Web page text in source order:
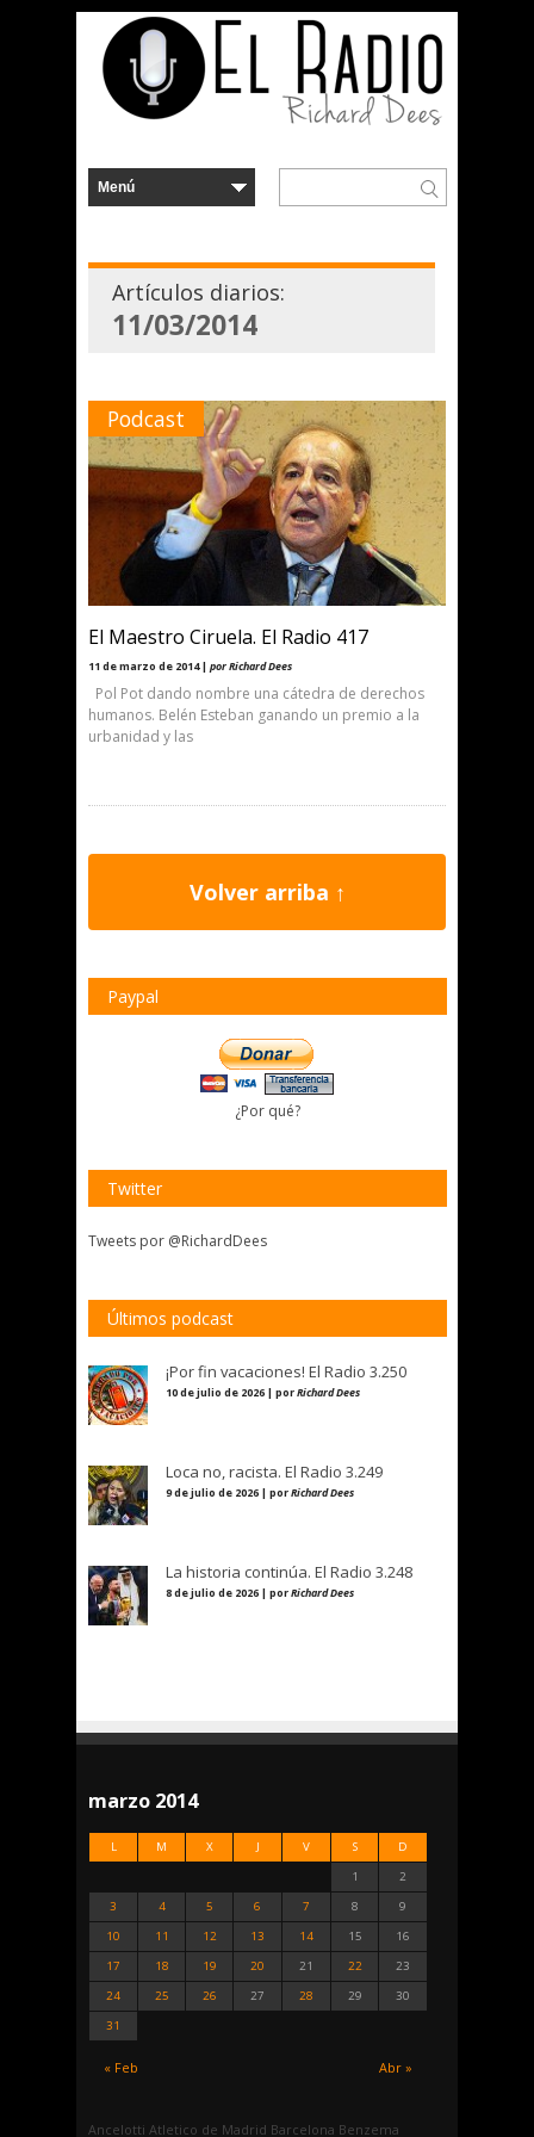
Artículos diarios:
11/03/2014
Podcast
El Maestro Ciruela. El Radio 417
11 de marzo de 2014 | por Richard Dees
Pol Pot dando nombre una cátedra de derechos
humanos. Belén Esteban ganando un premio a la
urbanidad y las
Volver arriba ↑
Paypal
¿Por qué?
Twitter
Tweets por @RichardDees
Últimos podcast
¡Por fin vacaciones! El Radio 3.250
10 de julio de 2026 | porRichard Dees
Loca no, racista. El Radio 3.249
9 de julio de 2026 | porRichard Dees
La historia continúa. El Radio 3.248
8 de julio de 2026 | porRichard Dees
marzo 2014
L M X J V S D
« Feb Abr »
1
2
3
4 5 6 7 8
9
10
11 12 13 14 15
16
17
18 19 20 21 22
23
24
25 26 27 28 29
30
31
Ancelotti Atletico de Madrid Barcelona Benzema